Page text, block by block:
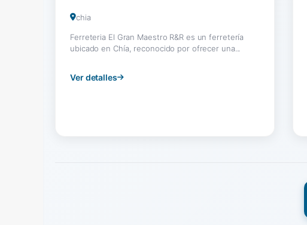
chia
Ferreteria El Gran Maestro R&R es un ferretería
ubicado en Chía, reconocido por ofrecer una...
Ver detalles